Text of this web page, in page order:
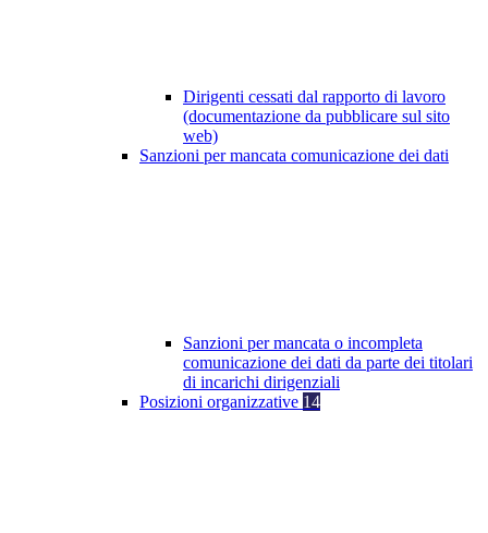
Dirigenti cessati dal rapporto di lavoro
(documentazione da pubblicare sul sito
web)
Sanzioni per mancata comunicazione dei dati
Sanzioni per mancata o incompleta
comunicazione dei dati da parte dei titolari
di incarichi dirigenziali
Posizioni organizzative 14